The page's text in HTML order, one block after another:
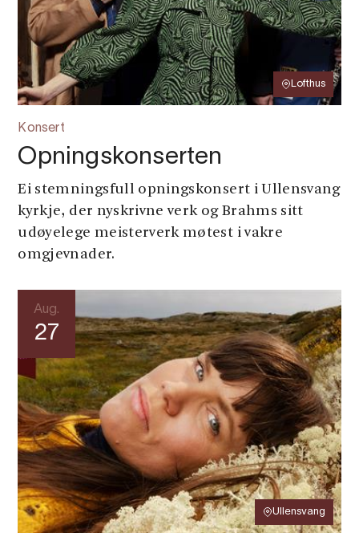
Lofthus
Konsert
Opningskonserten
Ei stemningsfull opningskonsert i Ullensvang
kyrkje, der nyskrivne verk og Brahms sitt
udøyelege meisterverk møtest i vakre
omgjevnader.
Aug.
27
Ullensvang